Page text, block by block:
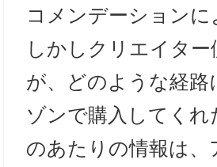
コメンデーション
しかしクリエイタ
が、どのような経
ゾンで購入してく
のあたりの情報は